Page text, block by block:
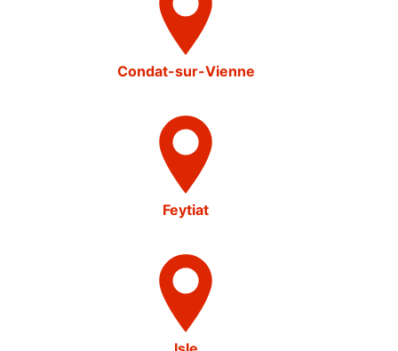
Condat-sur-Vienne
Feytiat